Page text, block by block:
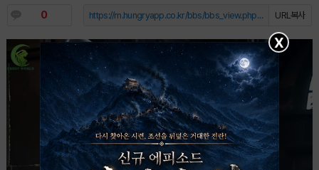
0 URL복사
https://m.hungryapp.co.kr/bbs/bbs_view.php?durl=Y...
X